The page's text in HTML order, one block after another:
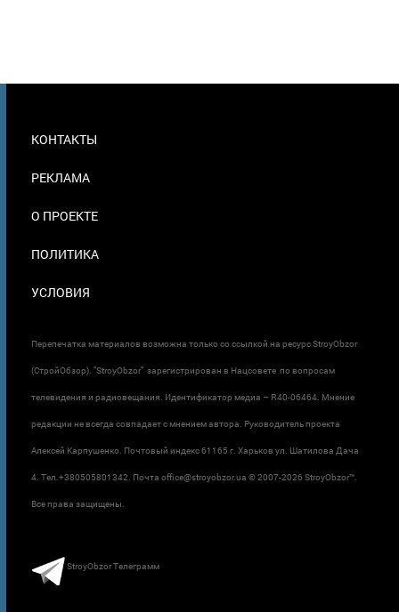
В
КОНТАКТЫ
РЕКЛАМА
О ПРОЕКТЕ
ПОЛИТИКА
УСЛОВИЯ
Перепечатка материалов возможна только со ссылкой на ресурс StroyObzor
(СтройОбзор). "StroyObzor" зарегистрирован в Нацсовете по вопросам
телевидения и радиовещания. Идентификатор медиа – R40-06464. Мнение
редакции не всегда совпадает с мнением автора. Руководитель проекта
Алексей Карпушенко. Почтовый индекс 61165 г. Харьков ул. Шатилова Дача
4. Тел.+380505801342. Почта office@stroyobzor.ua © 2007-2026 StroyObzor™.
Все права защищены.
StroyObzor Телеграмм